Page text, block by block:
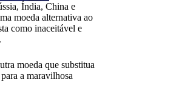
Índia, China e
moeda alternativa ao
como inaceitável e
moeda que substitua
a maravilhosa